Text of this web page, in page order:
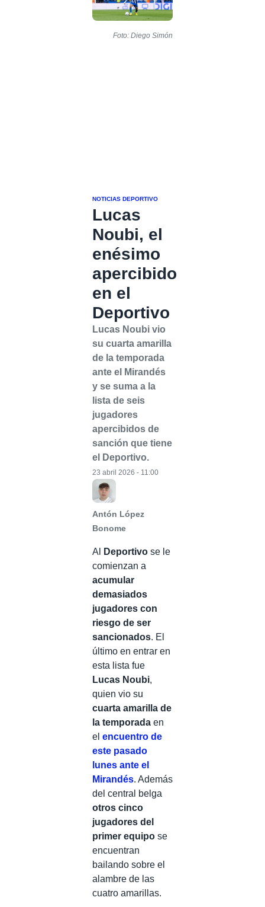
Foto: Diego Simón
NOTICIAS DEPORTIVO
Lucas
Noubi, el
enésimo
apercibido
en el
Deportivo
Lucas Noubi vio
su cuarta amarilla
de la temporada
ante el Mirandés
y se suma a la
lista de seis
jugadores
apercibidos de
sanción que tiene
el Deportivo.
Antón López
Bonome
23 abril 2026 - 11:00
Al Deportivo se le
comienzan a
acumular
demasiados
jugadores con
riesgo de ser
sancionados. El
último en entrar en
esta lista fue
Lucas Noubi,
quien vio su
cuarta amarilla de
la temporada en
el encuentro de
este pasado
lunes ante el
Mirandés. Además
del central belga
otros cinco
jugadores del
primer equipo se
encuentran
bailando sobre el
alambre de las
cuatro amarillas.